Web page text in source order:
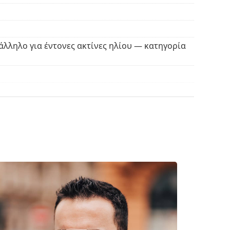
Το χρώμα της θήκης και ο σχεδιασμός της
και τη φροντίδα των γυαλιών ηλίου.
θήκη αντί για πανί.
περισσότερα μοντέλα από δημοφιλείς
για έντονες ακτίνες ηλίου — κατηγορία